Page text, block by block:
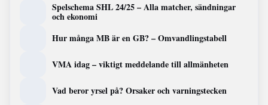
Spelschema SHL 24/25 – Alla matcher, sändningar
och ekonomi
Hur många MB är en GB? – Omvandlingstabell
VMA idag – viktigt meddelande till allmänheten
Vad beror yrsel på? Orsaker och varningstecken